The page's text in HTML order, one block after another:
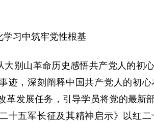
学习中筑牢党性根基
大别山革命历史感悟共产党人的初
迹，深刻阐释中国共产党人的初
革发展任务，引导学员将党的最新
十五军长征及其精神启示》以红